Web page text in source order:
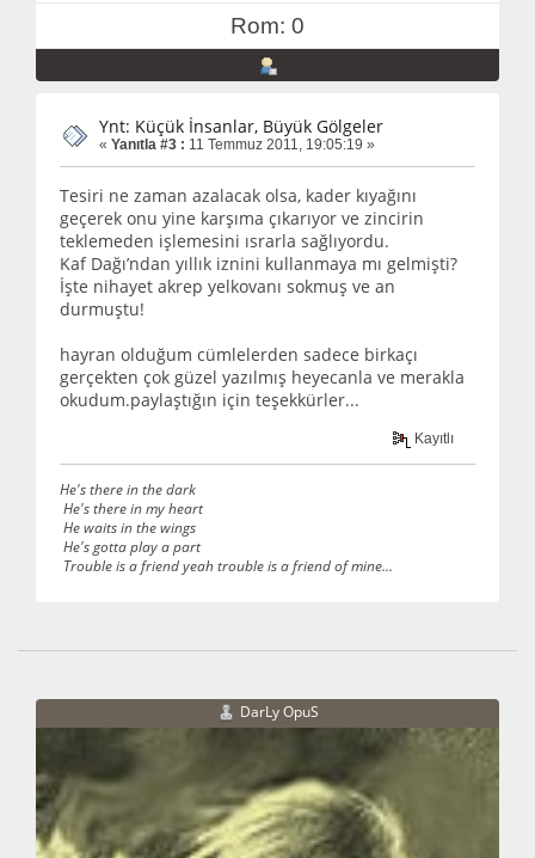
Rom: 0
Ynt: Küçük İnsanlar, Büyük Gölgeler
« Yanıtla #3 : 11 Temmuz 2011, 19:05:19 »
Tesiri ne zaman azalacak olsa, kader kıyağını
geçerek onu yine karşıma çıkarıyor ve zincirin
teklemeden işlemesini ısrarla sağlıyordu.
Kaf Dağı’ndan yıllık iznini kullanmaya mı gelmişti?
İşte nihayet akrep yelkovanı sokmuş ve an
durmuştu!
hayran olduğum cümlelerden sadece birkaçı
gerçekten çok güzel yazılmış heyecanla ve merakla
okudum.paylaştığın için teşekkürler...
Kayıtlı
He's there in the dark
He's there in my heart
He waits in the wings
He's gotta play a part
Trouble is a friend yeah trouble is a friend of mine...
DarLy OpuS